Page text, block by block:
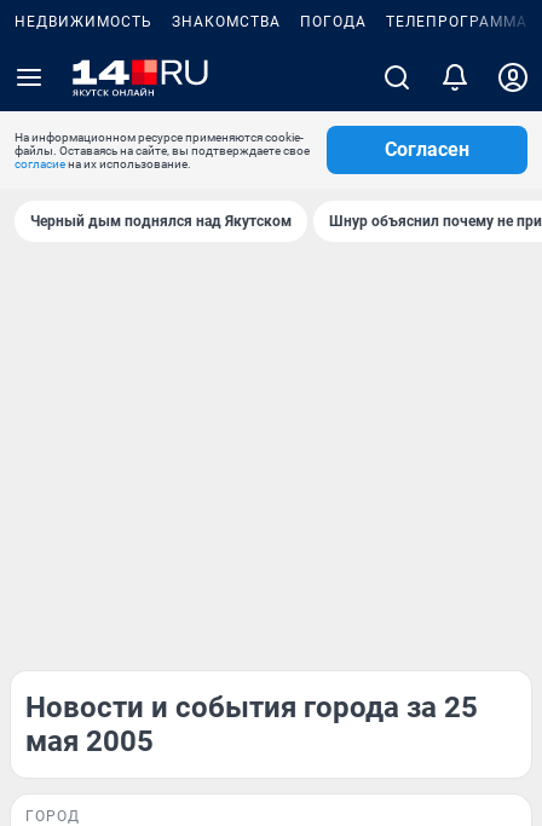
НЕДВИЖИМОСТЬ ЗНАКОМСТВА ПОГОДА ТЕЛЕПРОГРАММА
На информационном ресурсе применяются cookie-
файлы. Оставаясь на сайте, вы подтверждаете свое
согласиена их использование.
Согласен
Черный дым поднялся над Якутском Шнур объяснил почему не
Новости и события города за 25
мая 2005
ГОРОД